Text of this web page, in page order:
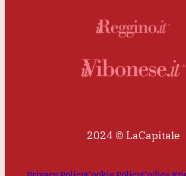
2024 © LaCapitale